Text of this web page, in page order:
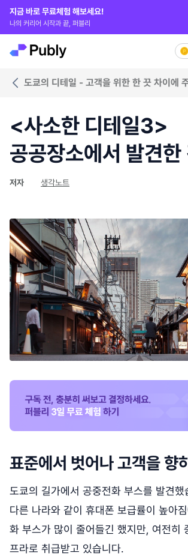
지금 바로 무료체험 해보세요!
나의 커리어 시작과 끝, 퍼블리
도쿄의 디테일 - 고객을 위한 한 끗 차이에
<사소한 디테일3>
공공장소에서 발견한
저자 생각노트
표준에서 벗어나 고객을 향
도쿄의 길가에서 공중전화 부스를 발견했
다른 나라와 같이 휴대폰 보급률이 높아
화 부스가 많이 줄어들긴 했지만, 여전히
프라로 취급받고 있습니다.